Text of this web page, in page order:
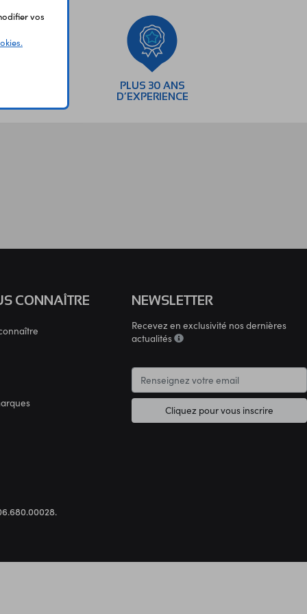
PLUS 30 ANS
D’EXPERIENCE
CONNAÎTRE NEWSLETTER
Recevez en exclusivité nos dernières
actualités
Cliquez pour vous inscrire
vos